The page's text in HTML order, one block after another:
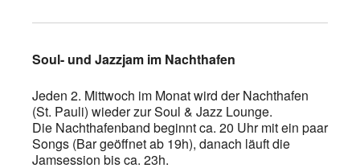
Soul- und Jazzjam im Nachthafen
Jeden 2. Mittwoch im Monat wird der Nachthafen
(St. Pauli) wieder zur Soul & Jazz Lounge.
Die Nachthafenband beginnt ca. 20 Uhr mit ein paar
Songs (Bar geöffnet ab 19h), danach läuft die
Jamsession bis ca. 23h.